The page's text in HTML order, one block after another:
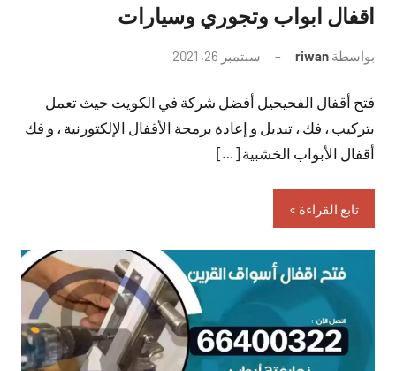
اقفال ابواب وتجوري وسيارات
بواسطة riwan سبتمبر 26, 2021
تعليقات
فتح أقفال الفحيحيل أفضل شركة في الكويت حيث تعمل
بتركيب ، فك ، تبديل و إعادة برمجة الأقفال الإلكتورنية ، و فك
أقفال الأبواب الخشبية […]
تابع القراءة